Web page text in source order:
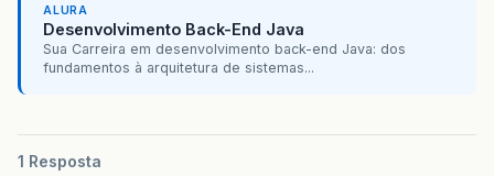
ALURA
Desenvolvimento Back-End Java
Sua Carreira em desenvolvimento back-end Java: dos
fundamentos à arquitetura de sistemas...
1 Resposta